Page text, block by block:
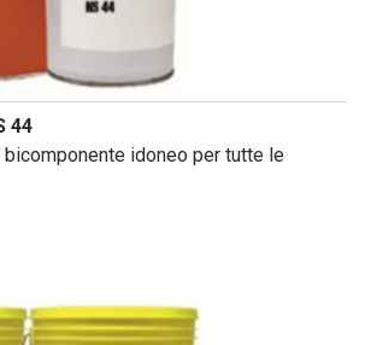
44
idoneo per tutte le